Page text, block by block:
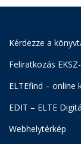
Kérdezze a
Feliratkozás
ELTEfind – online
EDIT – ELTE
Webhelytérkép